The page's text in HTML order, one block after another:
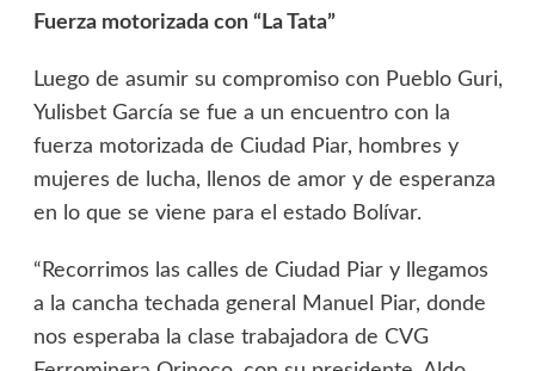
Fuerza motorizada con “La Tata”
Luego de asumir su compromiso con Pueblo Guri,
Yulisbet García se fue a un encuentro con la
fuerza motorizada de Ciudad Piar, hombres y
mujeres de lucha, llenos de amor y de esperanza
en lo que se viene para el estado Bolívar.
“Recorrimos las calles de Ciudad Piar y llegamos
a la cancha techada general Manuel Piar, donde
nos esperaba la clase trabajadora de CVG